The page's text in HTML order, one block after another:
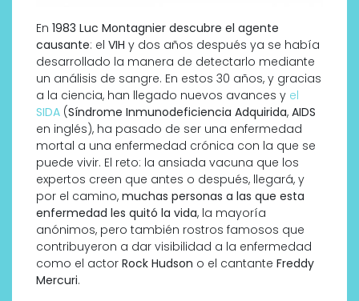
En 1983 Luc Montagnier descubre el agente
causante: el VIH y dos años después ya se había
desarrollado la manera de detectarlo mediante
un análisis de sangre. En estos 30 años, y gracias
a la ciencia, han llegado nuevos avances y el
SIDA (Síndrome Inmunodeficiencia Adquirida, AIDS
en inglés), ha pasado de ser una enfermedad
mortal a una enfermedad crónica con la que se
puede vivir. El reto: la ansiada vacuna que los
expertos creen que antes o después, llegará, y
por el camino, muchas personas a las que esta
enfermedad les quitó la vida, la mayoría
anónimos, pero también rostros famosos que
contribuyeron a dar visibilidad a la enfermedad
como el actor Rock Hudson o el cantante Freddy
Mercuri.